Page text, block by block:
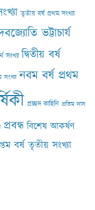
তৃতীয় বর্ষ প্রথম সংখ্যা
ভট্টাচার্য
সংখ্যা দ্বিতীয় বর্ষ
সংখ্যা নবম বর্ষ প্রথম
প্রচ্ছদ কাহিনি প্রতিম দাস
প্রবন্ধ বিশেষ আকর্ষণ
বর্ষ তৃতীয় সংখ্যা